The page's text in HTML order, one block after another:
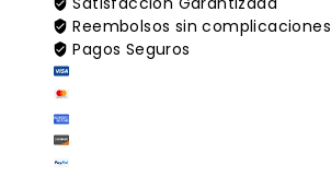
72147-
3A0-
A01
Reembolsos sin complicaciones
Pagos Seguros